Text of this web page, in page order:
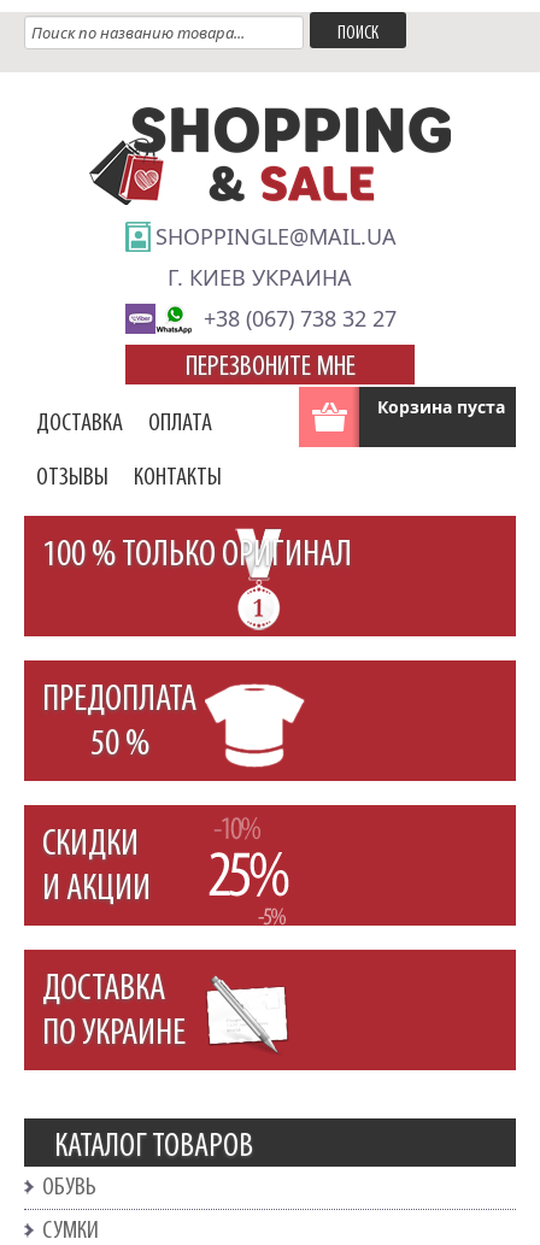
SHOPPINGLE@MAIL.UA
Г. КИЕВ УКРАИНА
+38 (067) 738 32 27
ПЕРЕЗВОНИТЕ МНЕ
Корзина пуста
ДОСТАВКА ОПЛАТА
ОТЗЫВЫ КОНТАКТЫ
100 % ТОЛЬКО ОРИГИНАЛ
ПРЕДОПЛАТА
50 %
СКИДКИ
И АКЦИИ
ДОСТАВКА
ПО УКРАИНЕ
КАТАЛОГ ТОВАРОВ
ОБУВЬ
СУМКИ